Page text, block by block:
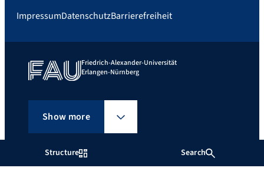
Structure Search
ImpressumDatenschutzBarrierefreiheit
Friedrich-Alexander-Universität
Erlangen-Nürnberg
Show more